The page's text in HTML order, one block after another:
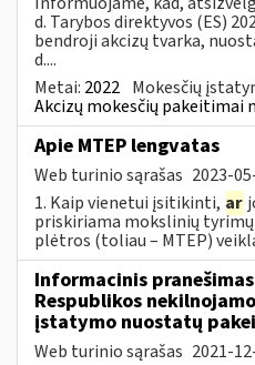
d. Tarybos direktyvos (ES)
bendroji akcizų tvarka,
d....
Metai: 2022 Mokesčių
Akcizų mokesčių pakeitimai
Apie MTEP lengvatas
Web turinio sąrašas 2023-
1. Kaip vienetui įsitikinti, ar
priskiriama mokslinių tyrimų
plėtros (toliau – MTEP)
Informacinis
Respublikos
įstatymo nuostatų
Web turinio sąrašas 2021-